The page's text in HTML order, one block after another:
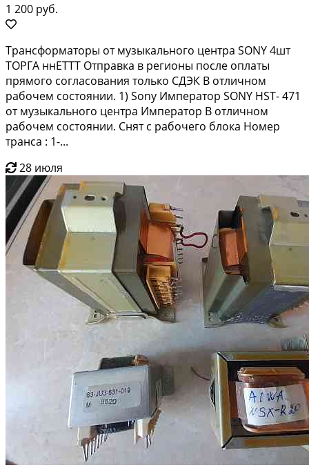
1 200 руб.
Трансформаторы от музыкального центра SONY 4шт
ТОРГА ннЕТТТ Отправка в регионы после оплаты
прямого согласования только СДЭК В отличном
рабочем состоянии. 1) Sony Император SONY HST- 471
от музыкального центра Император В отличном
рабочем состоянии. Снят с рабочего блока Номер
транса : 1-...
28 июля